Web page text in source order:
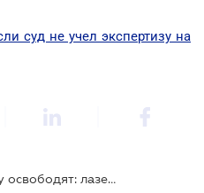
суд не учел экспертизу на
Когда осужденного за кражу освободят: лазейка для адвокатов